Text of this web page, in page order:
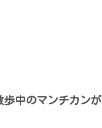
歩中のマンチカン